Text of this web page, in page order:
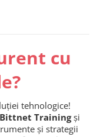
cu
tehnologice!
Trainingși
și strategii